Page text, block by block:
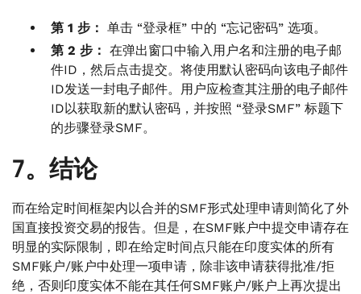
第 1 步： 单击 “登录框” 中的 “忘记密码” 选项。
第 2 步： 在弹出窗口中输入用户名和注册的电子邮
件ID，然后点击提交。将使用默认密码向该电子邮件
ID发送一封电子邮件。用户应检查其注册的电子邮件
ID以获取新的默认密码，并按照 “登录SMF” 标题下
的步骤登录SMF。
7。结论
而在给定时间框架内以合并的SMF形式处理申请则简化了外
国直接投资交易的报告。但是，在SMF账户中提交申请存在
明显的实际限制，即在给定时间点只能在印度实体的所有
SMF账户/账户中处理一项申请，除非该申请获得批准/拒
绝，否则印度实体不能在其任何SMF账户/账户上再次提出